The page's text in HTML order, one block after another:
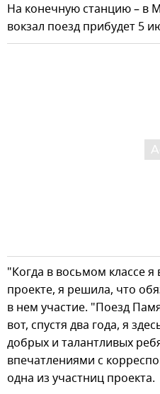
На конечную станцию – в
вокзал поезд прибудет 5
"Когда в восьмом классе
проекте, я решила, что
в нем участие. "Поезд
вот, спустя два года, я
добрых и талантливых
впечатлениями с
одна из участниц проекта.